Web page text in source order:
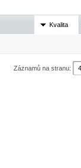
Kvalita
Záznamů na stranu: